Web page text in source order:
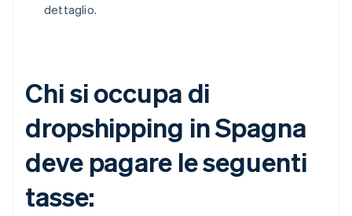
dettaglio.
Chi si occupa di
dropshipping in Spagna
deve pagare le seguenti
tasse: